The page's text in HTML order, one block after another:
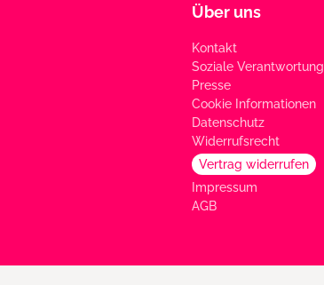
Über uns
Kontakt
Soziale Verantwortung
Presse
Cookie Informationen
Datenschutz
Widerrufsrecht
Vertrag widerrufen
Impressum
AGB